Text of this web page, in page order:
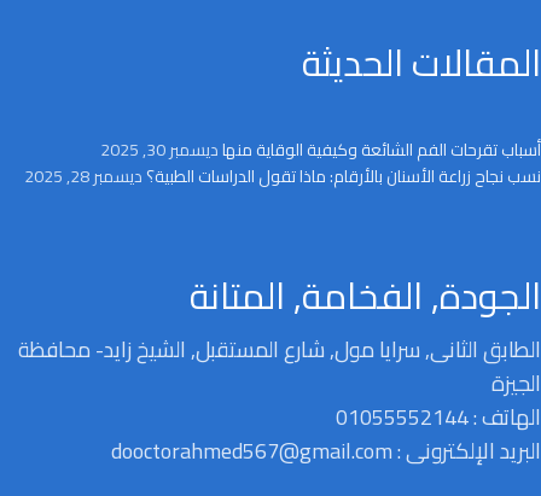
المقالات الحديثة
أسباب تقرحات الفم الشائعة وكيفية الوقاية منهاديسمبر 30, 2025
نسب نجاح زراعة الأسنان بالأرقام: ماذا تقول الدراسات الطبية؟ديسمبر 28, 2025
الجودة, الفخامة, المتانة
الطابق الثانى, سرايا مول, شارع المستقبل, الشيخ زايد- محافظة
الجيزة
الهاتف : 01055552144
البريد الإلكترونى : dooctorahmed567@gmail.com